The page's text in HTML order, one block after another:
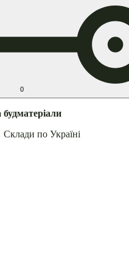
0
Склади по Україні